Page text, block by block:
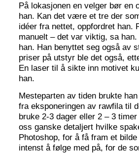
På lokasjonen en velger bør en
han. Kan det være et tre der
idéer fra nettet, oppfordret han.
manuelt – det var viktig, sa
han. Han benyttet seg også av
priser på utstyr ble det også,
En laser til å sikte inn motivet
han.
Mesteparten av tiden brukte
fra eksponeringen av rawfila til
bruke 2-3 dager eller 2 – 3
oss ganske detaljert hvilke
Photoshop, for å få fram et
intenst å følge med på, for de